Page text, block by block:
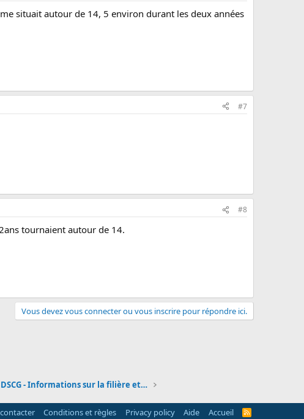
situait autour de 14, 5 environ durant les deux années
#7
#8
tournaient autour de 14.
Vous devez vous connecter ou vous inscrire pour répondre ici.
DCG et DSCG - Informations sur la filière et les é
Conditions et règles Privacy policy Aide Accueil
R